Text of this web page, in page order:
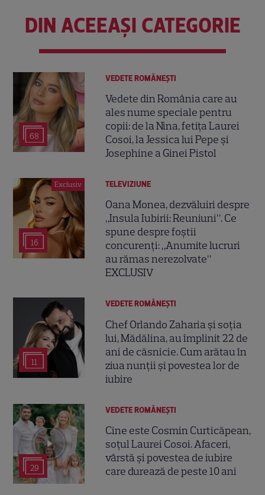
DIN ACEEAȘI CATEGORIE
68
VEDETE ROMÂNEŞTI
Vedete din România care au
ales nume speciale pentru
copii: de la Nina, fetița Laurei
Cosoi, la Jessica lui Pepe și
Josephine a Ginei Pistol
Exclusiv
16
TELEVIZIUNE
Oana Monea, dezvăluiri despre
„Insula Iubirii: Reuniuni”. Ce
spune despre foștii
concurenți: „Anumite lucruri
au rămas nerezolvate”
EXCLUSIV
11
VEDETE ROMÂNEŞTI
Chef Orlando Zaharia și soția
lui, Mădălina, au împlinit 22 de
ani de căsnicie. Cum arătau în
ziua nunții și povestea lor de
iubire
29
VEDETE ROMÂNEŞTI
Cine este Cosmin Curticăpean,
soțul Laurei Cosoi. Afaceri,
vârstă și povestea de iubire
care durează de peste 10 ani